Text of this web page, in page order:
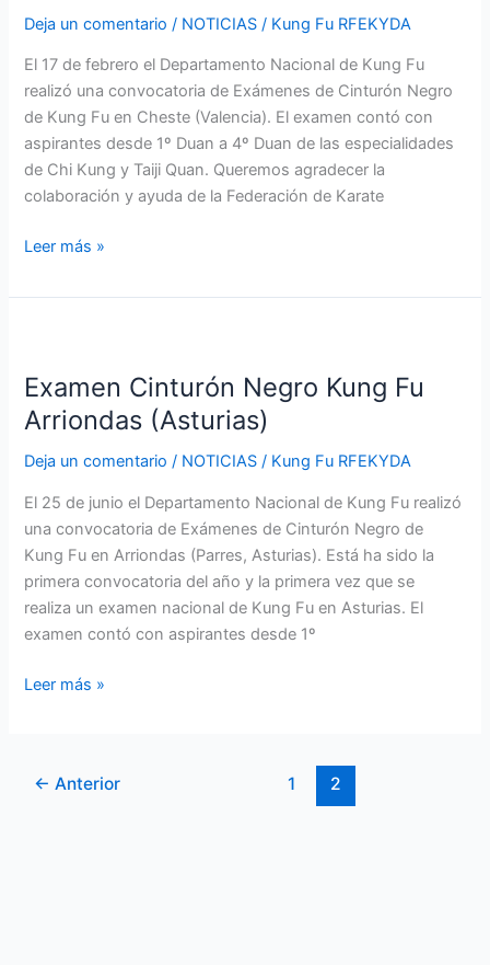
Deja un comentario / NOTICIAS / Kung Fu RFEKYDA
El 17 de febrero el Departamento Nacional de Kung Fu
realizó una convocatoria de Exámenes de Cinturón Negro
de Kung Fu en Cheste (Valencia). El examen contó con
aspirantes desde 1º Duan a 4º Duan de las especialidades
de Chi Kung y Taiji Quan. Queremos agradecer la
colaboración y ayuda de la Federación de Karate
Cheste
(Valencia)
Leer más »
Examen Cinturón Negro Kung Fu
Arriondas (Asturias)
Deja un comentario / NOTICIAS / Kung Fu RFEKYDA
El 25 de junio el Departamento Nacional de Kung Fu realizó
una convocatoria de Exámenes de Cinturón Negro de
Kung Fu en Arriondas (Parres, Asturias). Está ha sido la
primera convocatoria del año y la primera vez que se
realiza un examen nacional de Kung Fu en Asturias. El
examen contó con aspirantes desde 1º
Negro
Kung
Arriondas
Leer más »
← Anterior 1 2